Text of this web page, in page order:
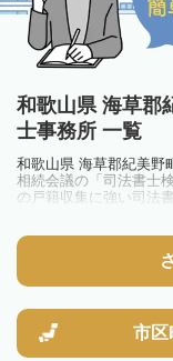
和歌山県 海草郡
士事務所 一覧
和歌山県 海草郡紀美野
相続会議の「司法書士
の戸籍収集に強い司法
トラブルやお悩みを抱
市区